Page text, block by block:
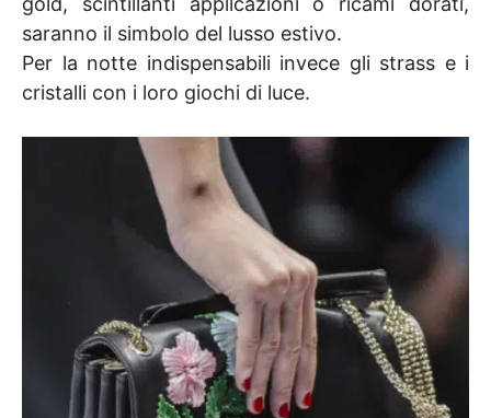
saranno il simbolo del lusso estivo.
Per la notte indispensabili invece gli strass e i
cristalli con i loro giochi di luce.